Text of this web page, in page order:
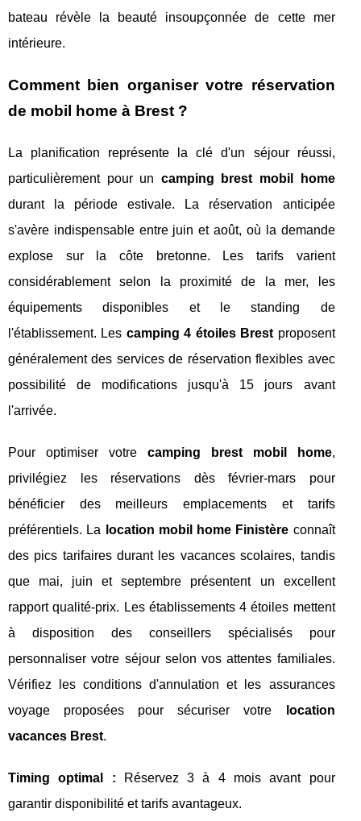
bateau révèle la beauté insoupçonnée de cette mer
intérieure.
Comment bien organiser votre réservation
de mobil home à Brest ?
La planification représente la clé d'un séjour réussi,
particulièrement pour un camping brest mobil home
durant la période estivale. La réservation anticipée
s'avère indispensable entre juin et août, où la demande
explose sur la côte bretonne. Les tarifs varient
considérablement selon la proximité de la mer, les
équipements disponibles et le standing de
l'établissement. Les camping 4 étoiles Brest proposent
généralement des services de réservation flexibles avec
possibilité de modifications jusqu'à 15 jours avant
l'arrivée.
Pour optimiser votre camping brest mobil home,
privilégiez les réservations dès février-mars pour
bénéficier des meilleurs emplacements et tarifs
préférentiels. La
location mobil home Finistère connaît
des pics tarifaires durant les vacances scolaires, tandis
que mai, juin et septembre présentent un excellent
rapport qualité-prix. Les établissements 4 étoiles mettent
à disposition des conseillers spécialisés pour
personnaliser votre séjour selon vos attentes familiales.
Vérifiez les conditions d'annulation et les assurances
voyage proposées pour sécuriser votre
location
vacances Brest.
Timing optimal : Réservez 3 à 4 mois avant pour
garantir disponibilité et tarifs avantageux.